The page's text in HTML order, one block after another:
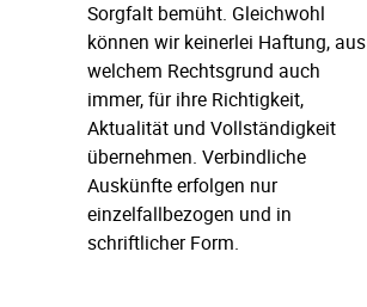
Sorgfalt bemüht. Gleichwohl
können wir keinerlei Haftung, aus
welchem Rechtsgrund auch
immer, für ihre Richtigkeit,
Aktualität und Vollständigkeit
übernehmen. Verbindliche
Auskünfte erfolgen nur
einzelfallbezogen und in
schriftlicher Form.